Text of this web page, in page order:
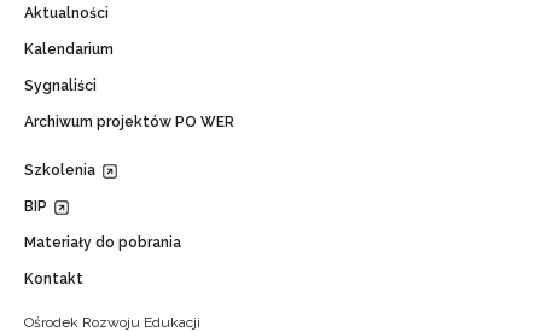
Aktualności
Kalendarium
Sygnaliści
Archiwum projektów PO WER
Szkolenia
BIP
Materiały do pobrania
Kontakt
Ośrodek Rozwoju Edukacji